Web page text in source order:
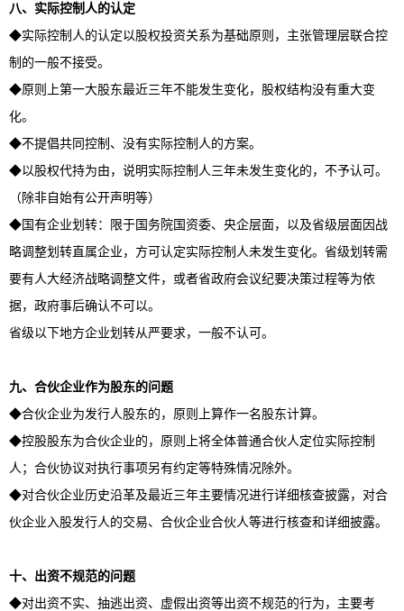
八、实际控制人的认定
◆实际控制人的认定以股权投资关系为基础原则，主张管理层联合控
制的一般不接受。
◆原则上第一大股东最近三年不能发生变化，股权结构没有重大变
化。
◆不提倡共同控制、没有实际控制人的方案。
◆以股权代持为由，说明实际控制人三年未发生变化的，不予认可。
（除非自始有公开声明等）
◆国有企业划转：限于国务院国资委、央企层面，以及省级层面因战
略调整划转直属企业，方可认定实际控制人未发生变化。省级划转需
要有人大经济战略调整文件，或者省政府会议纪要决策过程等为依
据，政府事后确认不可以。
省级以下地方企业划转从严要求，一般不认可。
九、合伙企业作为股东的问题
◆合伙企业为发行人股东的，原则上算作一名股东计算。
◆控股股东为合伙企业的，原则上将全体普通合伙人定位实际控制
人；合伙协议对执行事项另有约定等特殊情况除外。
◆对合伙企业历史沿革及最近三年主要情况进行详细核查披露，对合
伙企业入股发行人的交易、合伙企业合伙人等进行核查和详细披露。
十、出资不规范的问题
◆对出资不实、抽逃出资、虚假出资等出资不规范的行为，主要考